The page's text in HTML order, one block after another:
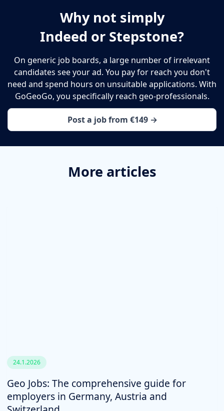
Why not simply
Indeed or Stepstone?
On generic job boards, a large number of irrelevant
candidates see your ad. You pay for reach you don't
need and spend hours on unsuitable applications. With
GoGeoGo, you specifically reach geo-professionals.
Post a job from €149 →
More articles
24.1.2026
Geo Jobs: The comprehensive guide for
employers in Germany, Austria and